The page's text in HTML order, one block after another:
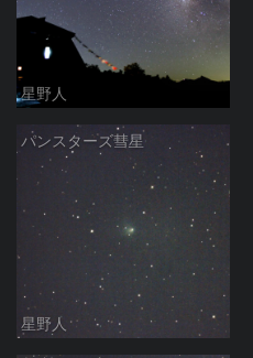
星野人
パンスターズ彗星
星野人